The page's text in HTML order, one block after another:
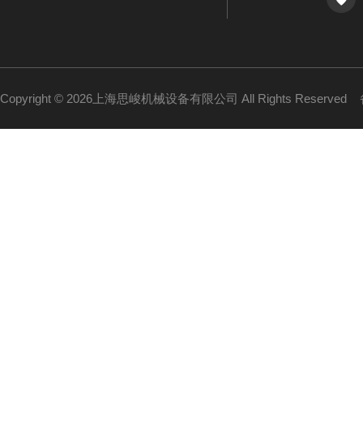
Copyright © 2026上海思峻机械设备有限公司 All Rights Reserved